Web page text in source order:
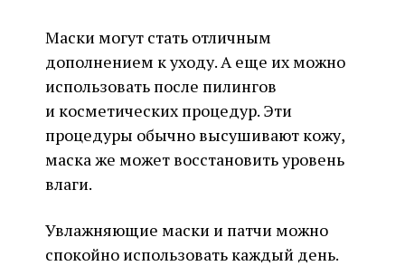
Маски могут стать отличным
дополнением к уходу. А еще их можно
использовать после пилингов
и косметических процедур. Эти
процедуры обычно высушивают кожу,
маска же может восстановить уровень
влаги.
Увлажняющие маски и патчи можно
спокойно использовать каждый день.